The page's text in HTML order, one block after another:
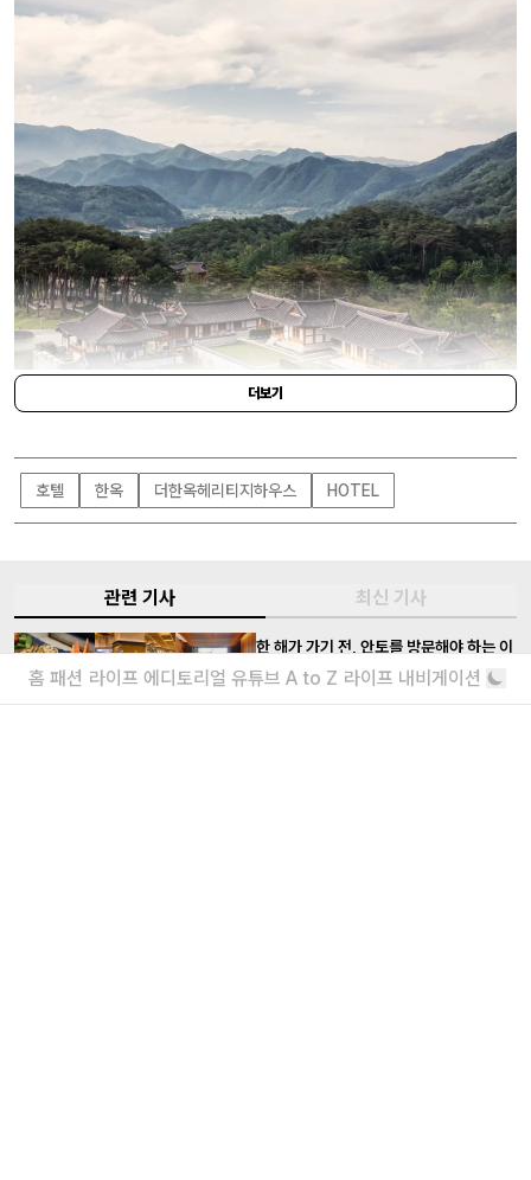
THE HANOK HERITAGE HOUSE
더보기
호텔 한옥 더한옥헤리티지하우스 HOTEL
관련 기사 최신 기사
한 해가 가기 전, 안토를 방문해야 하는 이
유
서울에서 경험하는 완벽한 휴식
홈 패션 라이프 에디토리얼 유튜브 A to Z 라이프 내비게이션